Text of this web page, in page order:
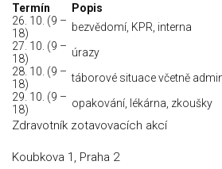
Termín
Popis
26. 10. (9 –
18)
bezvědomí, KPR, interna
27. 10. (9 –
18)
úrazy
28. 10. (9 –
18)
táborové situace včetně
29. 10. (9 –
18)
opakování, lékárna, zkoušky
Zdravotník zotavovacích akcí
Koubkova 1, Praha 2